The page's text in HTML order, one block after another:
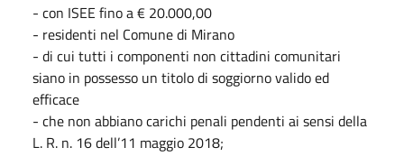
- con ISEE fino a € 20.000,00
- residenti nel Comune di Mirano
- di cui tutti i componenti non cittadini comunitari
siano in possesso un titolo di soggiorno valido ed
efficace
- che non abbiano carichi penali pendenti ai sensi della
L. R. n. 16 dell’11 maggio 2018;